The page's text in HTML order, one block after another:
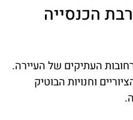
הכנסייה
העתיקים של העיירה.
וחנויות הבוטיק